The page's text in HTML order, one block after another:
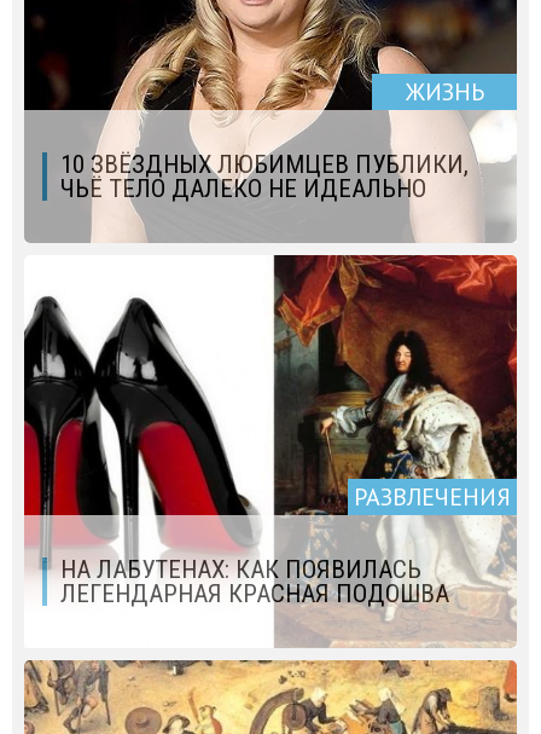
ЖИЗНЬ
10 ЗВЁЗДНЫХ ЛЮБИМЦЕВ ПУБЛИКИ,
ЧЬЁ ТЕЛО ДАЛЕКО НЕ ИДЕАЛЬНО
РАЗВЛЕЧЕНИЯ
НА ЛАБУТЕНАХ: КАК ПОЯВИЛАСЬ
ЛЕГЕНДАРНАЯ КРАСНАЯ ПОДОШВА